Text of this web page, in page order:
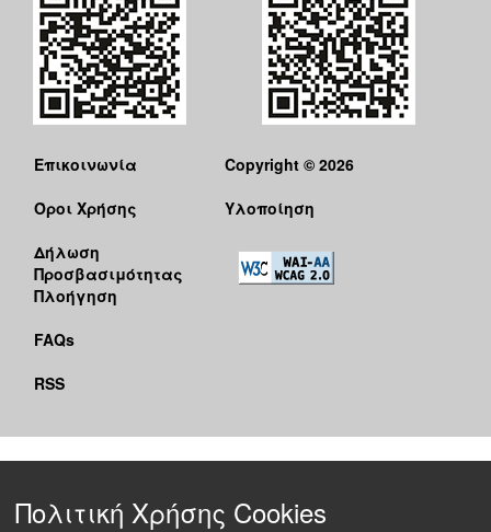
Επικοινωνία
Όροι Χρήσης
Δήλωση
Προσβασιμότητας
Πλοήγηση
FAQs
RSS
Copyright © 2026
Υλοποίηση
Πολιτική Χρήσης Cookies